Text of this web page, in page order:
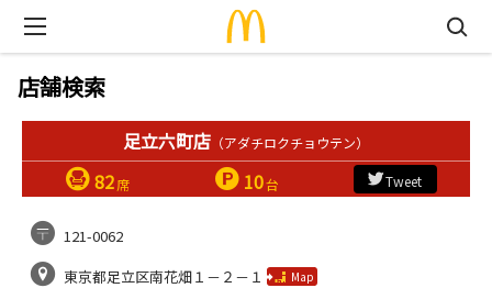
店舗検索
足立六町店 （アダチロクチョウテン）
82席 10台 Tweet
121-0062
東京都足立区南花畑１－２－１
Map